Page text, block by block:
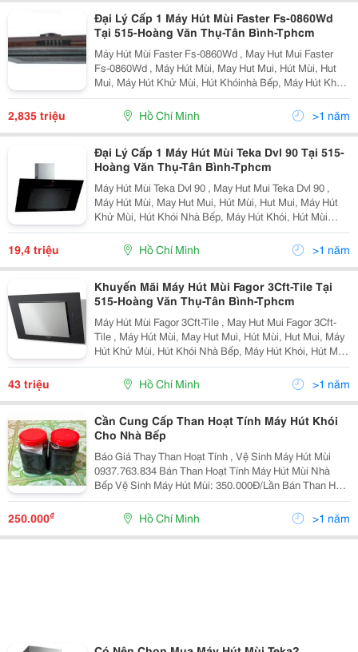
Đại Lý Cấp 1 Máy Hút Mùi Faster Fs-0860Wd
Tại 515-Hoàng Văn Thụ-Tân Bình-Tphcm
Máy Hút Mùi Faster Fs-0860Wd , May Hut Mui Faster
Fs-0860Wd , Máy Hút Mùi, May Hut Mui, Hút Mùi, Hut
Mui, Máy Hút Khử Mùi, Hút Khóinhà Bếp, Máy Hút Khói,
Hút Mùi Đảo, Hút Mùi Cổ Điển, Hút Mùi Độc Lập Máy Hút
Mù I Faster Fs-0860Wd G Iá Khuyến Mãi
2,835 triệu Hồ Chí Minh >1 năm
Đại Lý Cấp 1 Máy Hút Mùi Teka Dvl 90 Tại 515-
Hoàng Văn Thụ-Tân Bình-Tphcm
Máy Hút Mùi Teka Dvl 90 , May Hut Mui Teka Dvl 90 ,
Máy Hút Mùi, May Hut Mui, Hút Mùi, Hut Mui, Máy Hút
Khử Mùi, Hút Khói Nhà Bếp, Máy Hút Khói, Hút Mùi
Đảo, Hút Mùi Cổ Điển, Hút Mùi Độc Lập Máy Hút Mùi
Teka Dvl 90 G Iá Khuyến Mãi :19.400.000 Vn
19,4 triệu Hồ Chí Minh >1 năm
Khuyến Mãi Máy Hút Mùi Fagor 3Cft-Tile Tại
515-Hoàng Văn Thụ-Tân Bình-Tphcm
Máy Hút Mùi Fagor 3Cft-Tile , May Hut Mui Fagor 3Cft-
Tile , Máy Hút Mùi, May Hut Mui, Hút Mùi, Hut Mui, Máy
Hút Khử Mùi, Hút Khói Nhà Bếp, Máy Hút Khói, Hút Mùi
Đảo, Hút Mùi Cổ Điển, Hút Mùi Độc Lập Máy Hút Mùi
Fagor 3Cft-Tile Giá Khuyến Mãi : 4
43 triệu Hồ Chí Minh >1 năm
Cần Cung Cấp Than Hoạt Tính Máy Hút Khói
Cho Nhà Bếp
Báo Giá Thay Than Hoạt Tính , Vệ Sinh Máy Hút Mùi
0937.763.834 Bán Than Hoạt Tính Máy Hút Mùi Nhà
Bếp Vệ Sinh Máy Hút Mùi: 350.000Đ/Lần Bán Than Hoạt
Tính 1 Hộp: 250.000Đ Vệ Sinh + Thay Than:
450.000Đ/Lần Vệ Sinh Thay Than Hoạt Tí
250.000₫ Hồ Chí Minh >1 năm